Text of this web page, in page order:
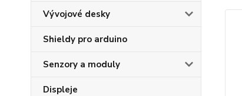
Vývojové desky
Shieldy pro arduino
Senzory a moduly
Displeje